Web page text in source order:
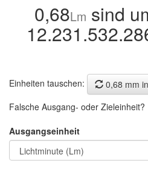
0,68Lm sind
Einheiten tauschen:
0,68 mm
Falsche Ausgang- oder Zieleinheit?
Ausgangseinheit